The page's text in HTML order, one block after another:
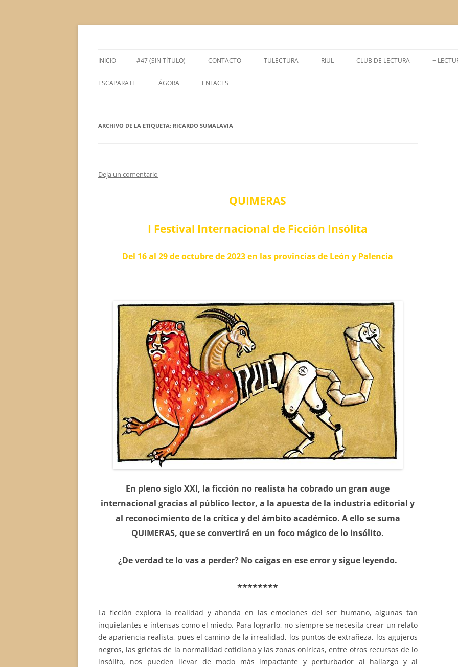
Saltar
INICIO #47 (SIN TÍTULO) CONTACTO TULECTURA RIUL CLUB DE LECTURA
CURSO 2018-2019
CURSO 2014-2015
CURSO 2013-2014
+
ESCAPARATE ÁGORA
ÁGORA LITERARIA
ENLACES
ARCHIVO DE LA ETIQUETA: RICARDO SUMALAVIA
Deja un comentario
QUIMERAS
I Festival Internacional de Ficción Insólita
Del 16 al 29 de octubre de 2023 en las provincias de León y Palencia
En pleno siglo XXI, la ficción no realista ha cobrado un gran auge
internacional gracias al público lector, a la apuesta de la industria editorial y
al reconocimiento de la crítica y del ámbito académico. A ello se suma
QUIMERAS, que se convertirá en un foco mágico de lo insólito.
¿De verdad te lo vas a perder? No caigas en ese error y sigue leyendo.
********
La ficción explora la realidad y ahonda en las emociones del ser humano, algunas tan
inquietantes e intensas como el miedo. Para lograrlo, no siempre se necesita crear un relato
de apariencia realista, pues el camino de la irrealidad, los puntos de extrañeza, los agujeros
negros, las grietas de la normalidad cotidiana y las zonas oníricas, entre otros recursos de lo
insólito, nos pueden llevar de modo más impactante y perturbador al hallazgo y al